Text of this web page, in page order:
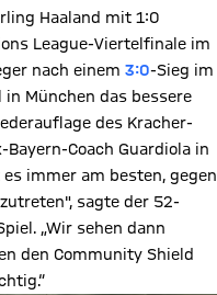
Haaland mit 1:0
League-Viertelfinale im
nach einem 3:0-Sieg im
in München das bessere
des Kracher-
Coach Guardiola in
immer am besten, gegen
sagte der 52-
„Wir sehen dann
den Community Shield